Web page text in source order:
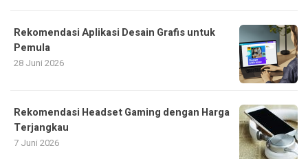
Rekomendasi Aplikasi Desain Grafis untuk
Pemula
28 Juni 2026
Rekomendasi Headset Gaming dengan Harga
Terjangkau
7 Juni 2026